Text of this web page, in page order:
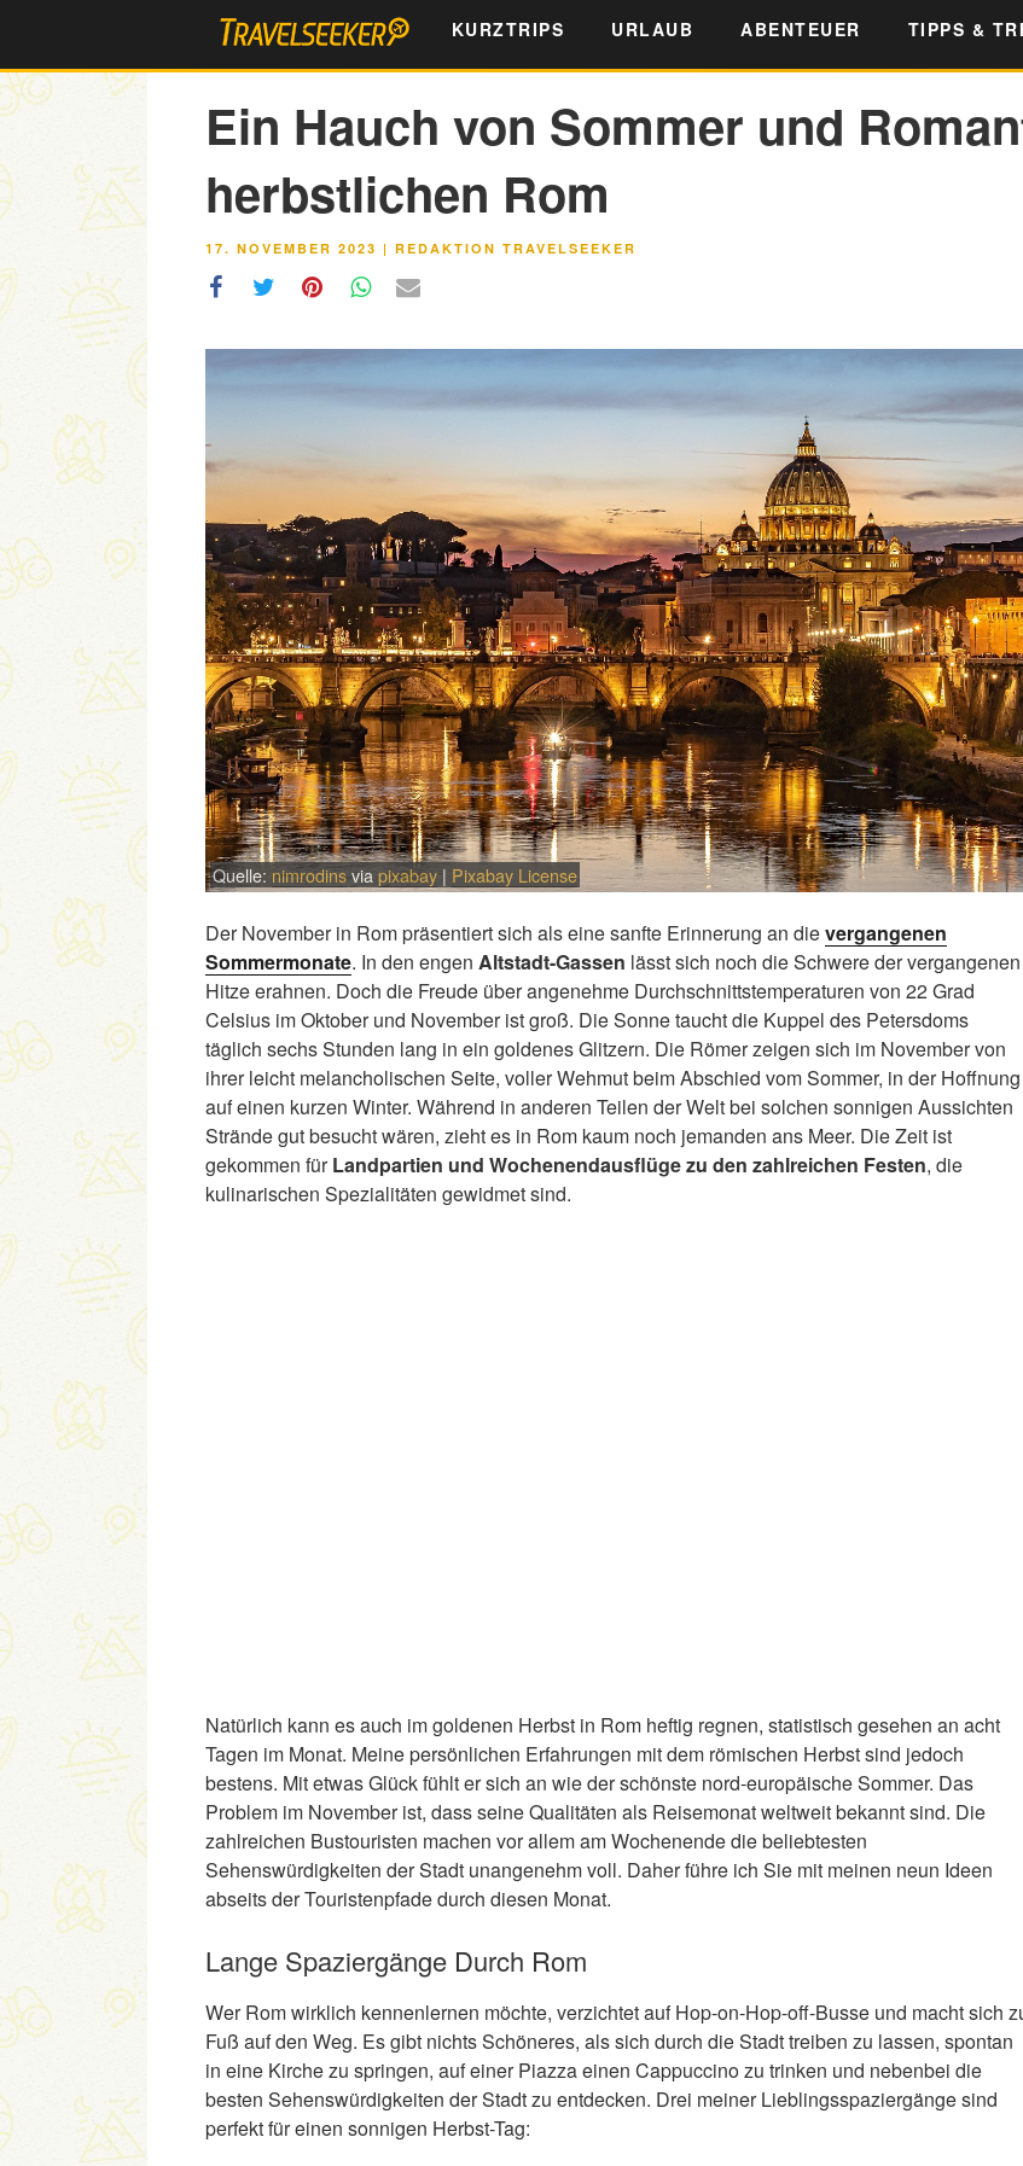
springen
KURZTRIPS URLAUB ABENTEUER TIPPS &
Ein Hauch von Sommer und
herbstlichen Rom
VERÖFFENTLICHT
17. NOVEMBER 2023 | REDAKTION TRAVELSEEKER
Quelle: nimrodinsviapixabay | Pixabay License
Der November in Rom präsentiert sich als eine sanfte Erinnerung an dievergangenen
Sommermonate. In den engen Altstadt-Gassen lässt sich noch die Schwere der vergangenen
Hitze erahnen. Doch die Freude über angenehme Durchschnittstemperaturen von 22 Grad
Celsius im Oktober und November ist groß. Die Sonne taucht die Kuppel des Petersdoms
täglich sechs Stunden lang in ein goldenes Glitzern. Die Römer zeigen sich im November von
ihrer leicht melancholischen Seite, voller Wehmut beim Abschied vom Sommer, in der Hoffnung
auf einen kurzen Winter. Während in anderen Teilen der Welt bei solchen sonnigen Aussichten
Strände gut besucht wären, zieht es in Rom kaum noch jemanden ans Meer. Die Zeit ist
gekommen fürLandpartien und Wochenendausflüge zu den zahlreichen Festen, die
kulinarischen Spezialitäten gewidmet sind.
Natürlich kann es auch im goldenen Herbst in Rom heftig regnen, statistisch gesehen an acht
Tagen im Monat. Meine persönlichen Erfahrungen mit dem römischen Herbst sind jedoch
bestens. Mit etwas Glück fühlt er sich an wie der schönste nord-europäische Sommer. Das
Problem im November ist, dass seine Qualitäten als Reisemonat weltweit bekannt sind. Die
zahlreichen Bustouristen machen vor allem am Wochenende die beliebtesten
Sehenswürdigkeiten der Stadt unangenehm voll. Daher führe ich Sie mit meinen neun Ideen
abseits der Touristenpfade durch diesen Monat.
Lange Spaziergänge Durch Rom
Wer Rom wirklich kennenlernen möchte, verzichtet auf Hop-on-Hop-off-Busse und macht sich
Fuß auf den Weg. Es gibt nichts Schöneres, als sich durch die Stadt treiben zu lassen, spontan
in eine Kirche zu springen, auf einer Piazza einen Cappuccino zu trinken und nebenbei die
besten Sehenswürdigkeiten der Stadt zu entdecken. Drei meiner Lieblingsspaziergänge sind
perfekt für einen sonnigen Herbst-Tag: